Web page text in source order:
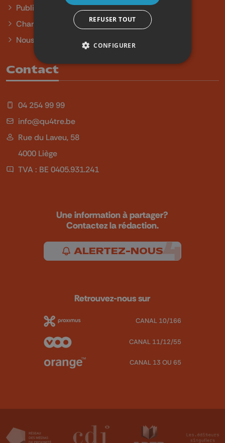
Publicité
Charte sur l'égalité et la diversité
Nous contacter
Contact
04 254 99 99
info@qu4tre.be
Rue du Laveu, 58
4000 Liège
TVA : BE 0405.931.241
Une information à partager?
Contactez la rédaction.
ALERTEZ-NOUS
Retrouvez-nous sur
CANAL 10/166
CANAL 11/12/55
CANAL 13 OU 65
REFUSER TOUT
CONFIGURER